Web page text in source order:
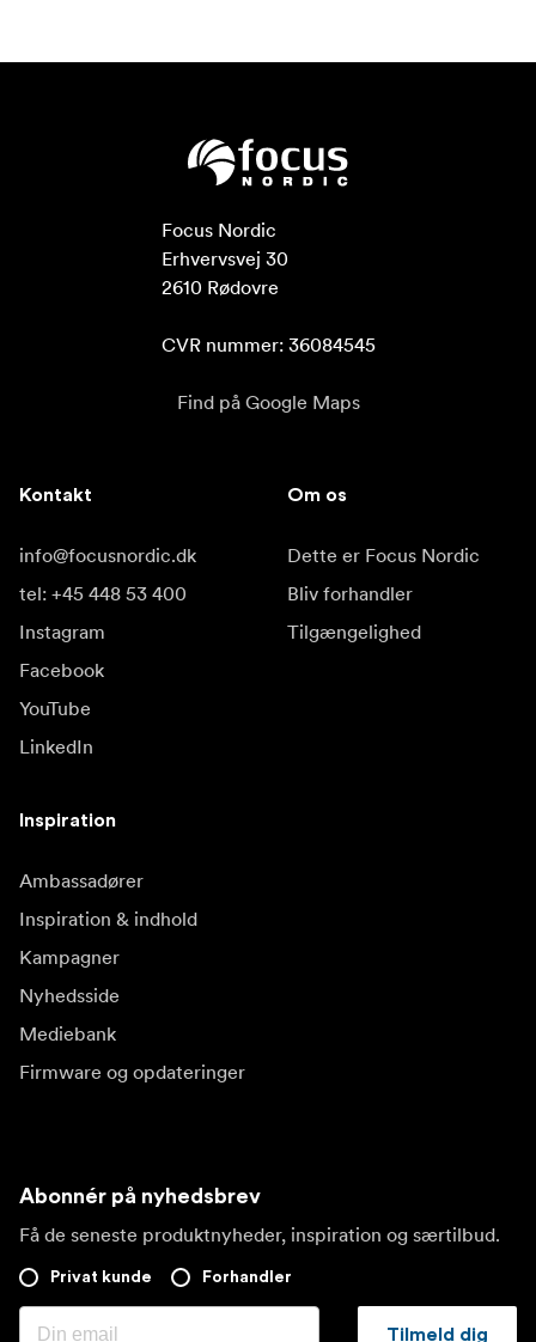
Focus Nordic
Erhvervsvej 30
2610 Rødovre
CVR nummer: 36084545
Find på Google Maps
Kontakt
info@focusnordic.dk
tel: +45 448 53 400
Instagram
Facebook
YouTube
LinkedIn
Om os
Dette er Focus Nordic
Bliv forhandler
Tilgængelighed
Inspiration
Ambassadører
Inspiration & indhold
Kampagner
Nyhedsside
Mediebank
Firmware og opdateringer
Abonnér på nyhedsbrev
Få de seneste produktnyheder, inspiration og særtilbud.
Privat kunde Forhandler
Tilmeld dig